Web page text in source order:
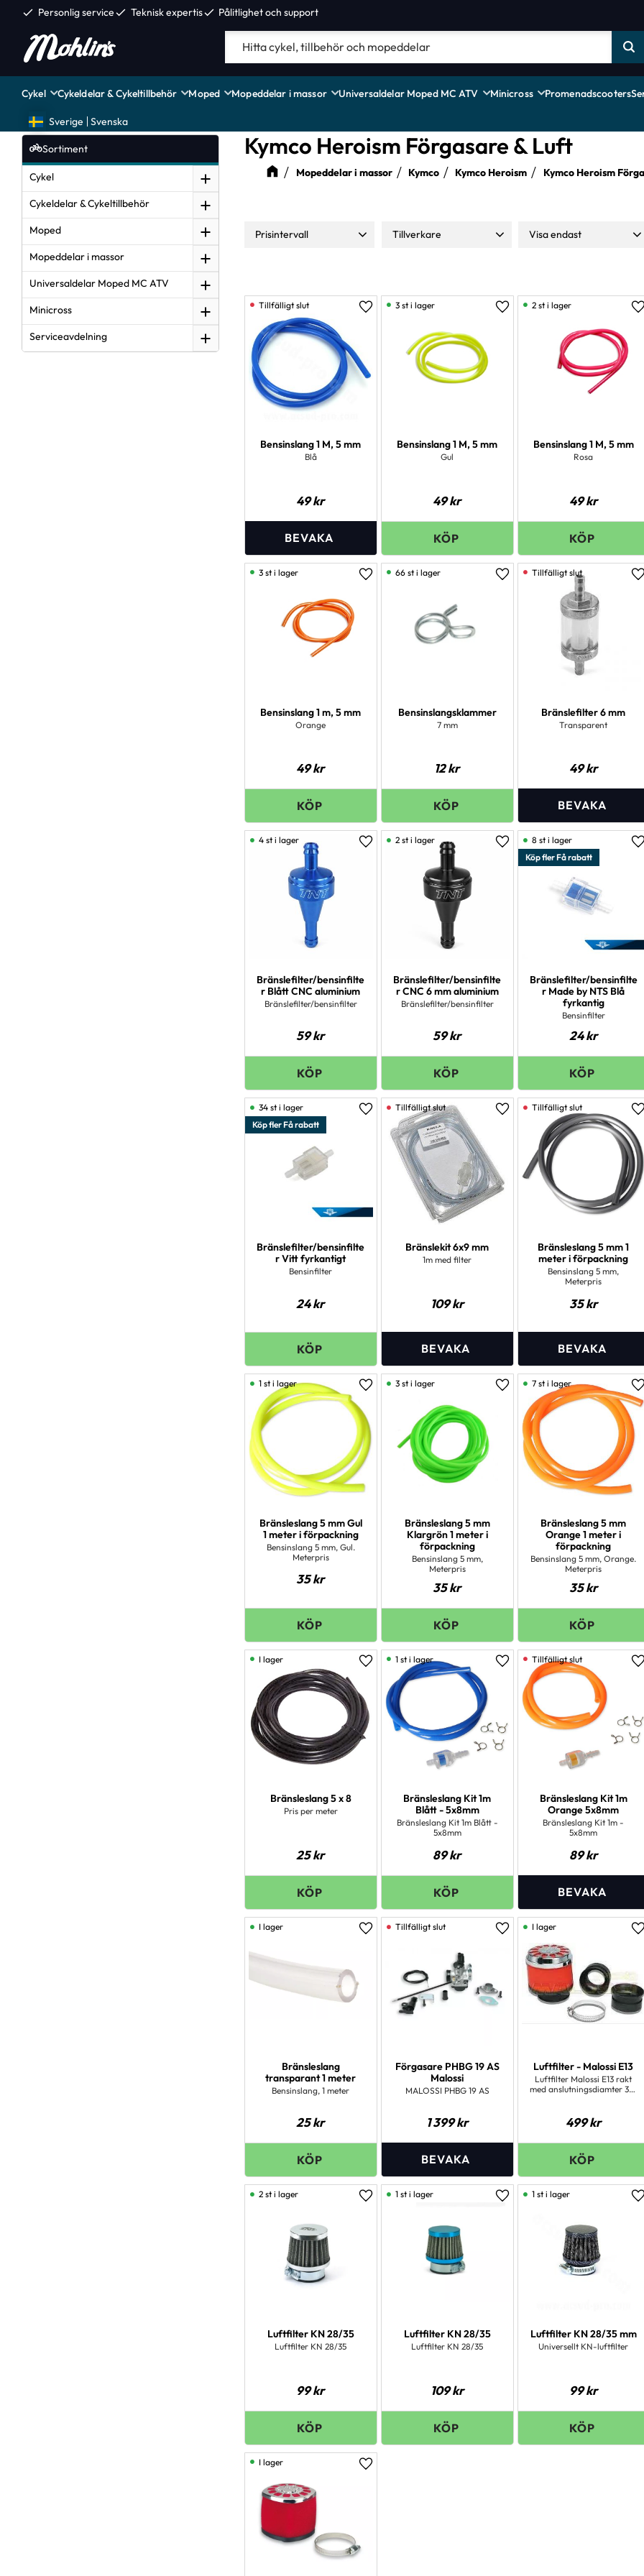
check Personlig servicecheck Teknisk expertischeck Pålitlighet och support
Cykel Cykeldelar & Cykeltillbehör Moped Mopeddelar i massor Universaldelar Moped MC ATV Minicross Promenadscooters
Sverige Svenska
Kymco Heroism Förgasare & Luft
Mopeddelar i massor Kymco Kymco Heroism Kymco Heroism
Prisintervall
Tillverkare
Visa endast
Bensinslang 1 M, 5 mm
Blå
49kr
Lägg till i favoriter
Bensinslang 1 M, 5 mm
Gul
49kr
Lägg till i favoriter
3 st i lager
Bensinslang 1 M, 5 mm
Rosa
49kr
2 st i lager
Bensinslang 1 m, 5 mm
Orange
49kr
Lägg till i favoriter
3 st i lager
Bensinslangsklammer
7 mm
12kr
Lägg till i favoriter
66 st i lager
Bränslefilter 6 mm
Transparent
49kr
Bränslefilter/bensinfilte
r Blått CNC aluminium
Bränslefilter/bensinfilter
59kr
Lägg till i favoriter
4 st i lager
Bränslefilter/bensinfilte
r CNC 6 mm aluminium
Bränslefilter/bensinfilter
59kr
Lägg till i favoriter
2 st i lager
Bränslefilter/bensinfilte
r Made by NTS Blå
fyrkantig
Bensinfilter
24kr
Köp fler Få rabatt
8 st i lager
Bränslefilter/bensinfilte
r Vitt fyrkantigt
Bensinfilter
24kr
Köp fler Få rabatt
Lägg till i favoriter
34 st i lager
Bränslekit 6x9 mm
1m med filter
109kr
Lägg till i favoriter
Bränsleslang 5 mm 1
meter i förpackning
Bensinslang 5 mm,
Meterpris
35kr
Bränsleslang 5 mm Gul
1 meter i förpackning
Bensinslang 5 mm, Gul.
Meterpris
35kr
Lägg till i favoriter
1 st i lager
Bränsleslang 5 mm
Klargrön 1 meter i
förpackning
Bensinslang 5 mm,
Meterpris
35kr
Lägg till i favoriter
3 st i lager
Bränsleslang 5 mm
Orange 1 meter i
förpackning
Bensinslang 5 mm, Orange.
Meterpris
35kr
7 st i lager
Bränsleslang 5 x 8
Pris per meter
25kr
Lägg till i favoriter
I lager
Bränsleslang Kit 1m
Blått - 5x8mm
Bränsleslang Kit 1m Blått -
5x8mm
89kr
Lägg till i favoriter
1 st i lager
Bränsleslang Kit 1m
Orange 5x8mm
Bränsleslang Kit 1m -
5x8mm
89kr
Bränsleslang
transparant 1 meter
Bensinslang, 1 meter
25kr
Lägg till i favoriter
I lager
Förgasare PHBG 19 AS
Malossi
MALOSSI PHBG 19 AS
1 399kr
Lägg till i favoriter
Luftfilter - Malossi E13
Luftfilter Malossi E13 rakt
med anslutningsdiamter 32-
499kr
I lager
Luftfilter KN 28/35
Luftfilter KN 28/35
99kr
Lägg till i favoriter
2 st i lager
Luftfilter KN 28/35
Luftfilter KN 28/35
109kr
Lägg till i favoriter
1 st i lager
Luftfilter KN 28/35 mm
Universellt KN-luftfilter
99kr
1 st i lager
Lägg till i favoriter
I lager
Sortiment
Cykel
Cykeldelar & Cykeltillbehör
Moped
Mopeddelar i massor
Universaldelar Moped MC ATV
Minicross
Serviceavdelning